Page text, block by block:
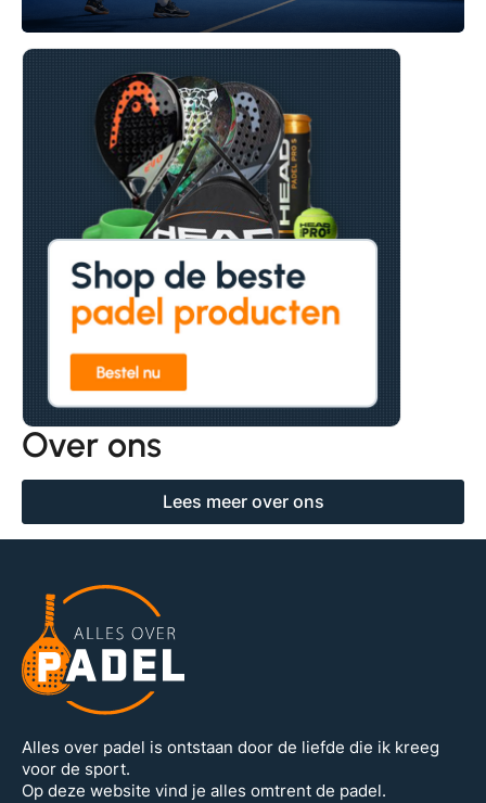
Over ons
Lees meer over ons
Alles over padel is ontstaan door de liefde die ik kreeg
voor de sport.
Op deze website vind je alles omtrent de padel.